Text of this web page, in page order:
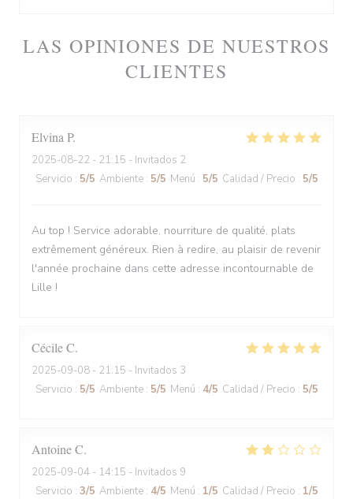
LAS OPINIONES DE NUESTROS
CLIENTES
Elvina P
2025-08-22 - 21:15 - Invitados 2
Servicio : 5/5 Ambiente : 5/5 Menú : 5/5 Calidad / Precio : 5/5
Au top ! Service adorable, nourriture de qualité, plats
extrêmement généreux. Rien à redire, au plaisir de revenir
l'année prochaine dans cette adresse incontournable de
Lille !
CécileC
2025-09-08 - 21:15 - Invitados 3
Servicio : 5/5 Ambiente : 5/5 Menú : 4/5 Calidad / Precio : 5/5
AntoineC
2025-09-04 - 14:15 - Invitados 9
Servicio : 3/5 Ambiente : 4/5 Menú : 1/5 Calidad / Precio : 1/5